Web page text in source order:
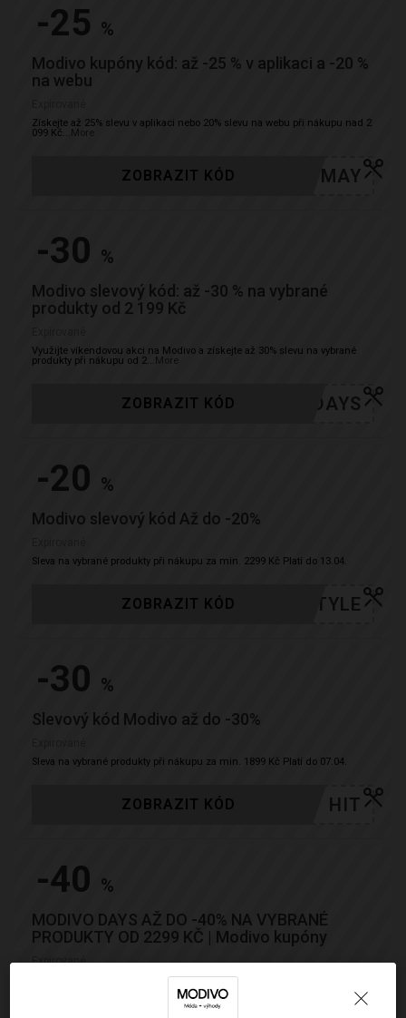
-25 %
Modivo kupóny kód: až -25 % v aplikaci a -20 %
na webu
Získejte až 25% slevu v aplikaci nebo 20% slevu na webu při nákupu nad 2
099 Kč...More
MAY
ZOBRAZIT KÓD
-30 %
Modivo slevový kód: až -30 % na vybrané
produkty od 2 199 Kč
Využijte víkendovou akci na Modivo a získejte až 30% slevu na vybrané
produkty při nákupu od 2...More
MODDAYS
ZOBRAZIT KÓD
-20 %
Modivo slevový kód Až do -20%
Sleva na vybrané produkty při nákupu za min. 2299 Kč Platí do 13.04.
STYLE
ZOBRAZIT KÓD
-30 %
Slevový kód Modivo až do -30%
Sleva na vybrané produkty při nákupu za min. 1899 Kč Platí do 07.04.
HIT
ZOBRAZIT KÓD
-40 %
MODIVO DAYS AŽ DO -40% NA VYBRANÉ
PRODUKTY OD 2299 KČ | Modivo kupóny
Expirované
Sleva na vybrané produkty při nákupu za min. 2299 Kč Platí do 01.04.